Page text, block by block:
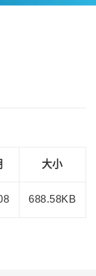
大小
688.58KB